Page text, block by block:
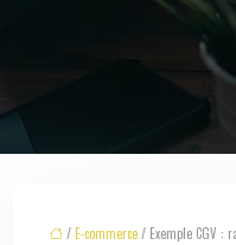
/E-commerce/ Exemple CGV :